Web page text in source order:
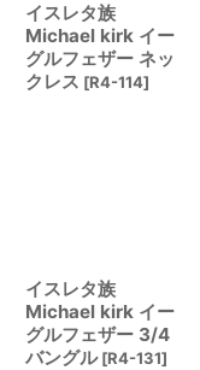
イスレタ族
Michael kirk イー
グルフェザー ネッ
クレス [R4-114]
イスレタ族
Michael kirk イー
グルフェザー 3/4
バングル [R4-131]